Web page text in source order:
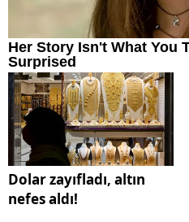
Dolar zayıfladı, altın
nefes aldı!